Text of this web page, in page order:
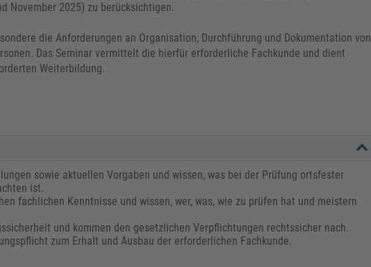
November 2025) zu berücksichtigen.
die Anforderungen an Organisation, Durchführung und Dokumentation von
Das Seminar vermittelt die hierfür erforderliche Fachkunde und dient
Weiterbildung.
sowie aktuellen Vorgaben und wissen, was bei der Prüfung ortsfester
ist.
fachlichen Kenntnisse und wissen, wer, was, wie zu prüfen hat und meistern
und kommen den gesetzlichen Verpflichtungen rechtssicher nach.
zum Erhalt und Ausbau der erforderlichen Fachkunde.